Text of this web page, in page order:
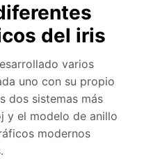
del iris
varios
uno con su propio
dos sistemas más
y el modelo de anillo
modernos